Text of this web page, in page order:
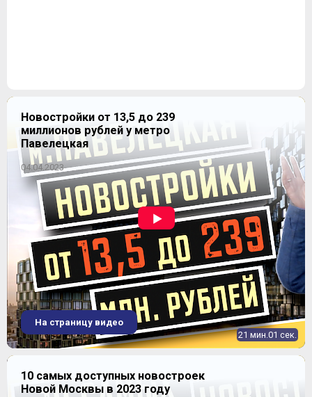
ЖК "Резиденции архитекторов"
Новостройки от 13,5 до 239
миллионов рублей у метро
Павелецкая
04.04.2023
21 мин.01 сек.
На страницу видео
10 самых доступных новостроек
Новой Москвы в 2023 году